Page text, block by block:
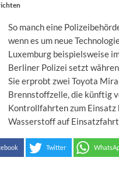
So manch eine
wenn es um neue
Luxemburg beispielsweise
Berliner Polizei setzt
Sie erprobt zwei Toyota
Brennstoffzelle, die künftig
Kontrollfahrten zum Einsatz
Wasserstoff auf
Twitter